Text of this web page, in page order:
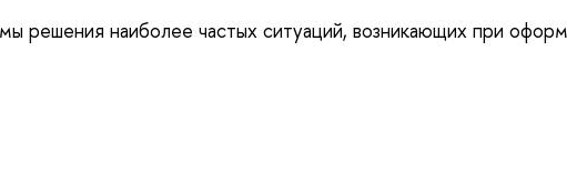
решения наиболее частых ситуаций, возникающих при